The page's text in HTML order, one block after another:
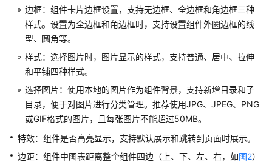
创
建
工
作
间
创
建
边框：组件卡片边框设置，支持无边框、全边框和角边框三种
样式。设置为全边框和角边框时，支持设置组件外圈边框的线
型、圆角等。
样式：选择图片时，图片显示的样式，支持普通、居中、拉伸
和平铺四种样式。
选择图片：使用本地的图片作为组件背景，支持新增目录和子
目录，便于对图片进行分类管理。推荐使用JPG、JPEG、PNG
或GIF格式的图片，且每张图片不能超过50MB。
特效：组件是否高亮显示，支持默认展示和跳转到页面时展示。
边距：组件中图表距离整个组件四边（上、下、左、右，如图2）